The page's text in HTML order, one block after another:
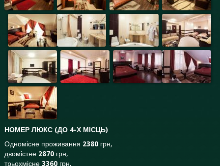
НОМЕР ЛЮКС (ДО 4-Х МІСЦЬ)
Одномісне проживання 2380 грн,
двомістне 2870 грн,
трьохмісне 3360 грн,